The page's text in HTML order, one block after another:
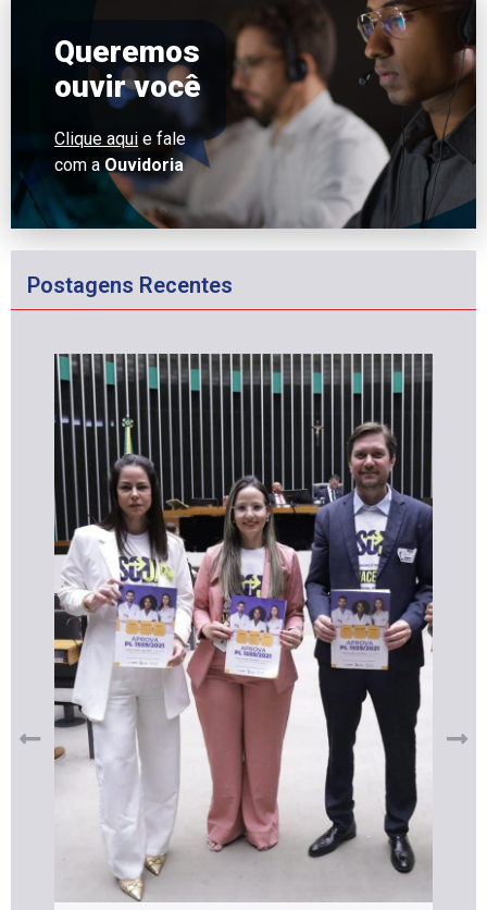
Queremos
ouvir você
Clique aqui e fale
com aOuvidoria
Postagens Recentes